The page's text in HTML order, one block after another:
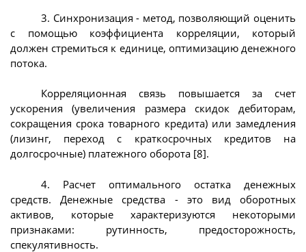
3. Синхронизация - метод, позволяющий оценить
с помощью коэффициента корреляции, который
должен стремиться к единице, оптимизацию денежного
потока.
Корреляционная связь повышается за счет
ускорения (увеличения размера скидок дебиторам,
сокращения срока товарного кредита) или замедления
(лизинг, переход с краткосрочных кредитов на
долгосрочные) платежного оборота [8].
4. Расчет оптимального остатка денежных
средств. Денежные средства - это вид оборотных
активов, которые характеризуются некоторыми
признаками: рутинность, предосторожность,
спекулятивность.